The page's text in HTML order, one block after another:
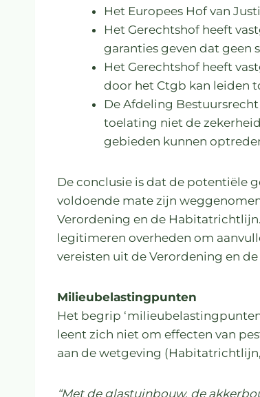
Het Europees Hof van
Het Gerechtshof heeft
garanties geven dat geen
Het Gerechtshof heeft
door het Ctgb kan leiden
De Afdeling
toelating niet de
gebieden kunnen
De conclusie is dat de potentiële
voldoende mate zijn
Verordening en de
legitimeren overheden om
vereisten uit de Verordening en
Milieubelastingpunten
Het begrip
leent zich niet om effecten van
aan de wetgeving
“Met de glastuinbouw, de